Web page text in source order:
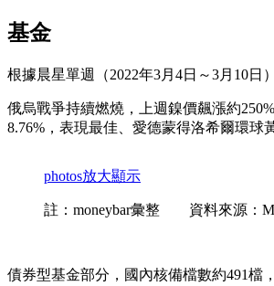
基金
根據晨星單週（2022年3月4日～3月10日
俄烏戰爭持續燃燒，上週鎳價飆漲約
8.76%，表現最佳、愛德蒙得洛希爾環球
photos放大顯示
註：moneybar彙整 資料來源：
債券型基金部分，國內核備檔數約491檔